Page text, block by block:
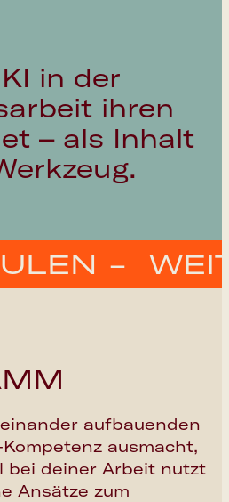
KI in der
arbeit ihren
et – als Inhalt
erkzeug.
-
aufbauenden
ausmacht,
bei deiner Arbeit nutzt
Ansätze zum